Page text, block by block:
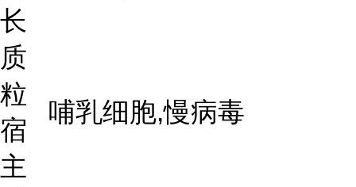
长
质
粒
宿
主
哺乳细胞,慢病毒